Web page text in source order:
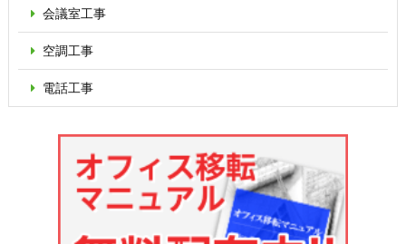
会議室工事
空調工事
電話工事